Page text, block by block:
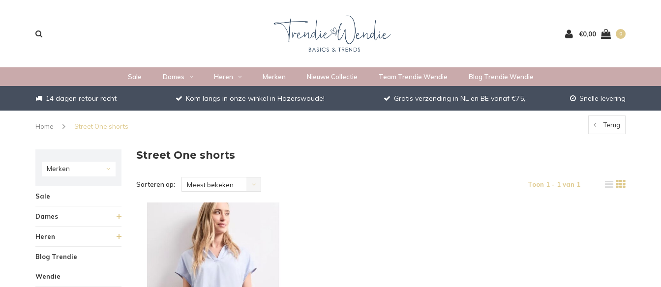
€0,00 0
Sale Dames Heren Merken Nieuwe Collectie Team Trendie Wendie Blog Trendie Wendie
14 dagen retour recht Kom langs in onze winkel in Hazerswoude! Gratis verzending in NL en BE vanaf €75,- Snelle levering
Home Street One shorts Terug
Merken
Sale
Dames
Heren
Blog Trendie
Wendie
Street One shorts
Sorteren op: Meest bekeken Toon 1 - 1 van 1